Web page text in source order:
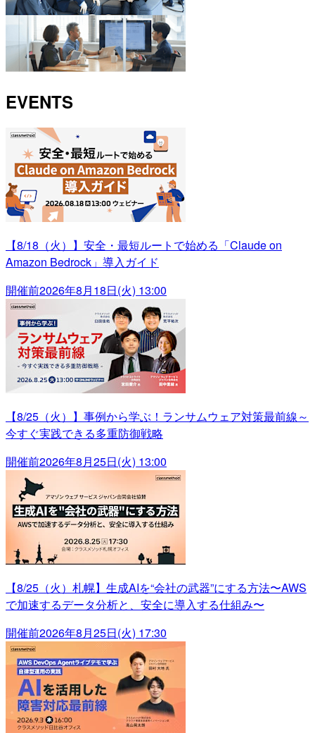
EVENTS
【8/18（火）】安全・最短ルートで始める「Claude on
Amazon Bedrock」導入ガイド
開催前2026年8月18日(火) 13:00
【8/25（火）】事例から学ぶ！ランサムウェア対策最前線～
今すぐ実践できる多重防御戦略
開催前2026年8月25日(火) 13:00
【8/25（火）札幌】生成AIを“会社の武器”にする方法〜AWS
で加速するデータ分析と、安全に導入する仕組み〜
開催前2026年8月25日(火) 17:30